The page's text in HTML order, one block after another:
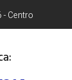
- Centro